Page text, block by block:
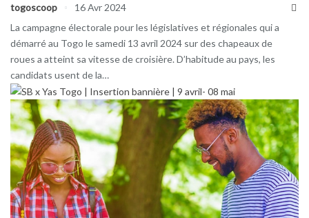
togoscoop
16 Avr 2024
La campagne électorale pour les législatives et régionales qui a
démarré au Togo le samedi 13 avril 2024 sur des chapeaux de
roues a atteint sa vitesse de croisière. D’habitude au pays, les
candidats usent de la…